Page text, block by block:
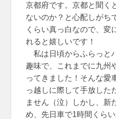
京都府です。京都と聞く
ないのか？と心配しがち
くらい真っ白なので、変
れると嬉しいです！
私は日頃からふらっと
趣味で、これまでに九州
ってきました！そんな愛
っ越しに際して手放した
ません（泣）しかし、新
め、先日車で1時間くら